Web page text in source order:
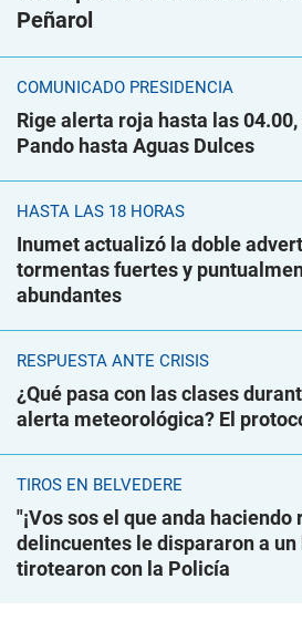
Peñarol
COMUNICADO PRESIDENCIA
Rige alerta roja hasta las
Pando hasta Aguas Dulces
HASTA LAS 18 HORAS
Inumet actualizó la doble
tormentas fuertes y
abundantes
RESPUESTA ANTE CRISIS
¿Qué pasa con las clases
alerta meteorológica? El
TIROS EN BELVEDERE
"¡Vos sos el que anda haciendo
delincuentes le dispararon a un
tirotearon con la Policía